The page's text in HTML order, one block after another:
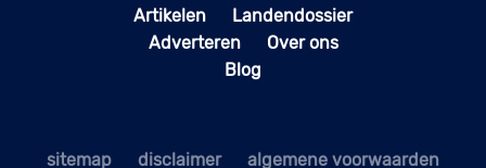
Artikelen
Landendossier
Adverteren
Over ons
Blog
sitemap disclaimer algemene voorwaarden